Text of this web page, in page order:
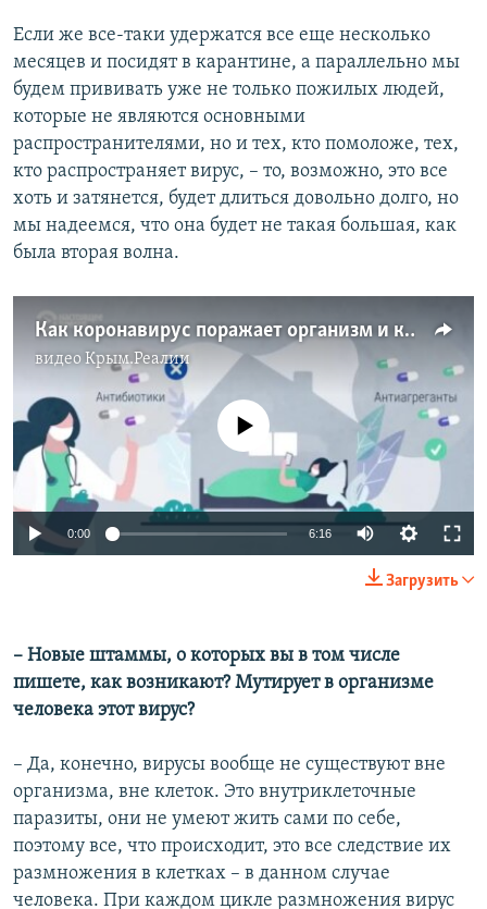
Если же все-таки удержатся все еще несколько
месяцев и посидят в карантине, а параллельно мы
будем прививать уже не только пожилых людей,
которые не являются основными
распространителями, но и тех, кто помоложе, тех,
кто распространяет вирус, – то, возможно, это все
хоть и затянется, будет длиться довольно долго, но
мы надеемся, что она будет не такая большая, как
была вторая волна.
Как коронавирус поражает организм и как больных лечат на разных стадиях (видео)
видео Крым.Реалии
1080p
No media source currently available
0:00 6:16 Auto
240p
720p
Загрузить
– Новые штаммы, о которых вы в том числе
пишете, как возникают? Мутирует в организме
человека этот вирус?
– Да, конечно, вирусы вообще не существуют вне
организма, вне клеток. Это внутриклеточные
паразиты, они не умеют жить сами по себе,
поэтому все, что происходит, это все следствие их
размножения в клетках – в данном случае
человека. При каждом цикле размножения вирус